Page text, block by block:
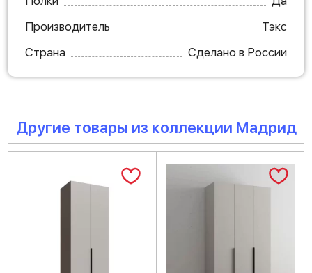
Производитель
Тэкс
Страна
Сделано в России
Другие товары из коллекции Мадрид